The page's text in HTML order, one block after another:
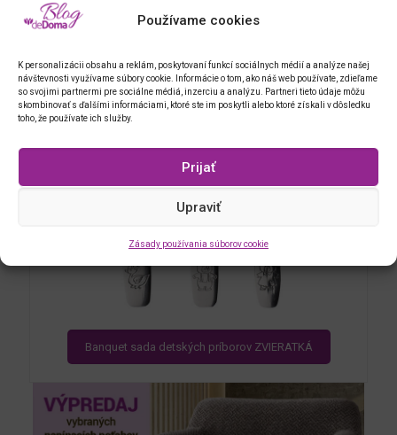
Používame cookies
K personalizácii obsahu a reklám, poskytovaní funkcí sociálnych médií a analýze našej
návštevnosti využívame súbory cookie. Informácie o tom, ako náš web používate, zdieľame
so svojimi partnermi pre sociálne médiá, inzerciu a analýzu. Partneri tieto údaje môžu
skombinovať s ďalšími informáciami, ktoré ste im poskytli alebo ktoré získali v dôsledku
toho, že používate ich služby.
Prijať
Upraviť
Zásady používania súborov cookie
Banquet sada detských príborov ZVIERATKÁ